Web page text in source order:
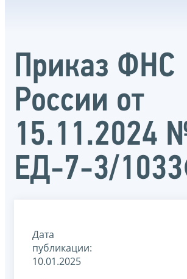
Приказ ФНС
России от
15.11.2024
ЕД-7-3/
Дата
публикации:
10.01.2025